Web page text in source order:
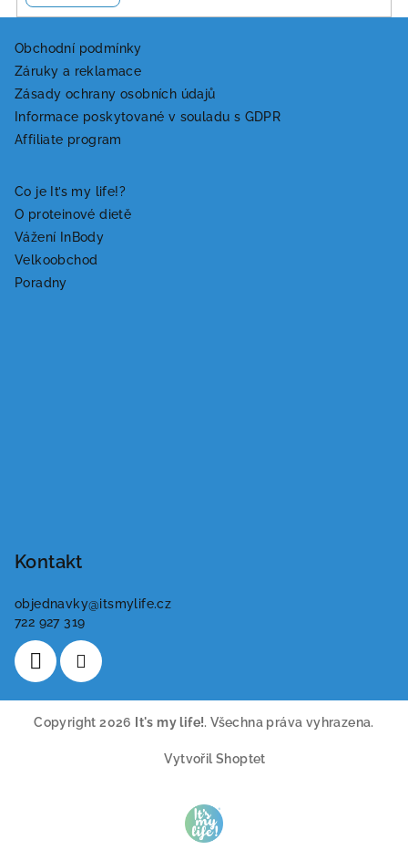
Obchodní podmínky
Záruky a reklamace
Zásady ochrany osobních údajů
Informace poskytované v souladu s GDPR
Affiliate program
Co je It’s my life!?
O proteinové dietě
Vážení InBody
Velkoobchod
Poradny
Kontakt
objednavky@itsmylife.cz
722 927 319
Copyright 2026 It's my life!. Všechna práva vyhrazena.
Vytvořil Shoptet